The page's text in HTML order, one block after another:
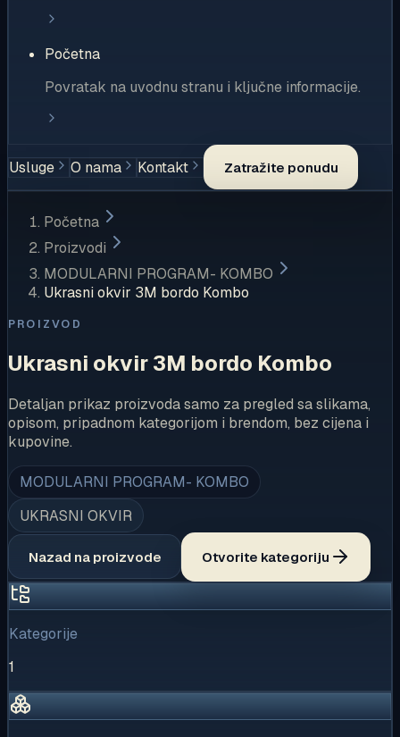
Početna
Povratak na uvodnu stranu i ključne informacije.
Usluge O nama Kontakt Zatražite ponudu
Početna
Proizvodi
MODULARNI PROGRAM- KOMBO
Ukrasni okvir 3M bordo Kombo
PROIZVOD
Ukrasni okvir 3M bordo Kombo
Detaljan prikaz proizvoda samo za pregled sa slikama,
opisom, pripadnom kategorijom i brendom, bez cijena i
kupovine.
MODULARNI PROGRAM- KOMBO
UKRASNI OKVIR
Nazad na proizvode Otvorite kategoriju
Kategorije
1